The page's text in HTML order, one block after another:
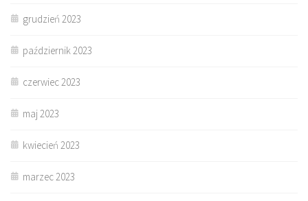
grudzień 2023
październik 2023
czerwiec 2023
maj 2023
kwiecień 2023
marzec 2023